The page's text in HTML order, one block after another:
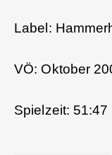
Label:
VÖ: Oktober
Spielzeit: 51:47